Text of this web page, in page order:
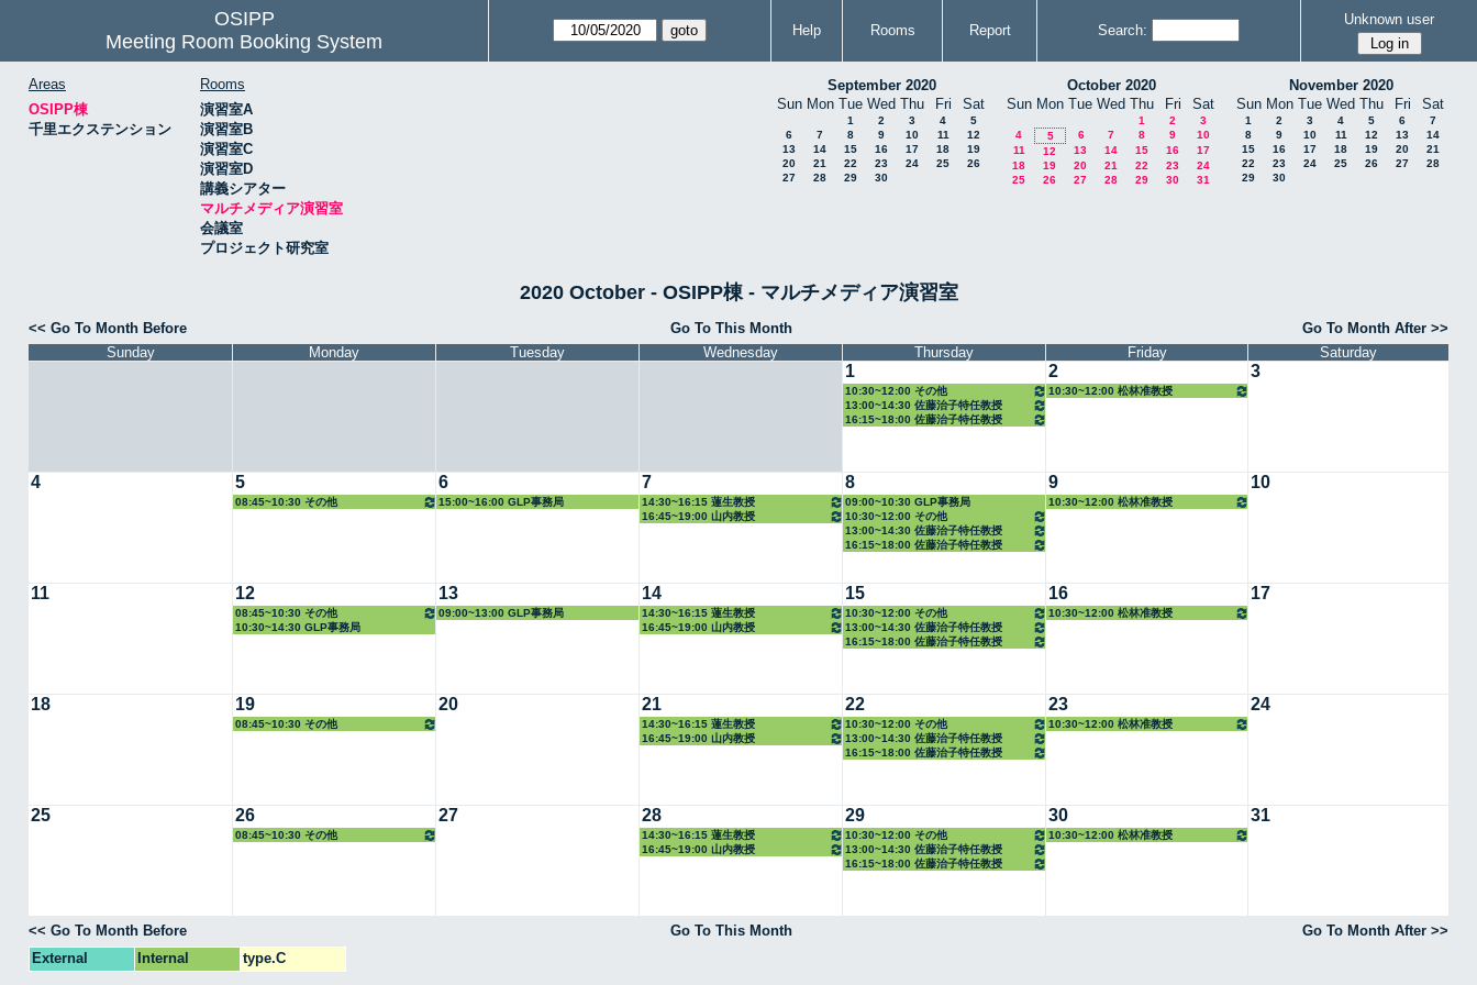
OSIPP
Meeting Room Booking System
Help Rooms Report Search:
Unknown user
Areas
OSIPP棟
千里エクステンション
Rooms
演習室A
演習室B
演習室C
演習室D
講義シアター
マルチメディア演習室
会議室
プロジェクト研究室
September 2020
Sun Mon Tue Wed Thu Fri Sat
1 2 3 4
5
6
7 8 9 10 11
12
13
14 15 16 17 18
19
20
21 22 23 24 25
26
27
28 29 30
October 2020
Sun Mon Tue Wed Thu Fri Sat
1 2
3
4
5 6 7 8 9
10
11
12 13 14 15 16
17
18
19 20 21 22 23
24
25
26 27 28 29 30 31
November 2020
Sun Mon Tue Wed Thu Fri Sat
1 2 3 4 5 6
7
8
9 10 11 12 13
14
15
16 17 18 19 20
21
22
23 24 25 26 27
28
29
30
2020 October - OSIPP棟 - マルチメディア演習室
<< Go To Month Before Go To This Month
Go To Month After >>
Sunday
Monday Tuesday Wednesday Thursday Friday Saturday
1
10:30~12:00 その他
13:00~14:30 佐藤治子特任教授
16:15~18:00 佐藤治子特任教授
2
10:30~12:00 松林准教授
3
4 5
08:45~10:30 その他
6
15:00~16:00 GLP事務局
7
14:30~16:15 蓮生教授
16:45~19:00 山内教授
8
09:00~10:30 GLP事務局
10:30~12:00 その他
13:00~14:30 佐藤治子特任教授
16:15~18:00 佐藤治子特任教授
9
10:30~12:00 松林准教授
10
11 12
08:45~10:30 その他
10:30~14:30 GLP事務局
13
09:00~13:00 GLP事務局
14
14:30~16:15 蓮生教授
16:45~19:00 山内教授
15
10:30~12:00 その他
13:00~14:30 佐藤治子特任教授
16:15~18:00 佐藤治子特任教授
16
10:30~12:00 松林准教授
17
18 19
08:45~10:30 その他
20 21
14:30~16:15 蓮生教授
16:45~19:00 山内教授
22
10:30~12:00 その他
13:00~14:30 佐藤治子特任教授
16:15~18:00 佐藤治子特任教授
23
10:30~12:00 松林准教授
24
25 26
08:45~10:30 その他
27 28
14:30~16:15 蓮生教授
16:45~19:00 山内教授
29
10:30~12:00 その他
13:00~14:30 佐藤治子特任教授
16:15~18:00 佐藤治子特任教授
30
10:30~12:00 松林准教授
31
<< Go To Month Before Go To This Month
Go To Month After >>
External
Internal type.C